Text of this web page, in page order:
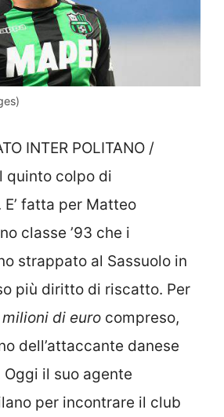
INTER POLITANO /
quinto colpo di
fatta per Matteo
classe ’93 che i
strappato al Sassuolo in
più diritto di riscatto. Per
di euro compreso,
dell’attaccante danese
Oggi il suo agente
per incontrare il club